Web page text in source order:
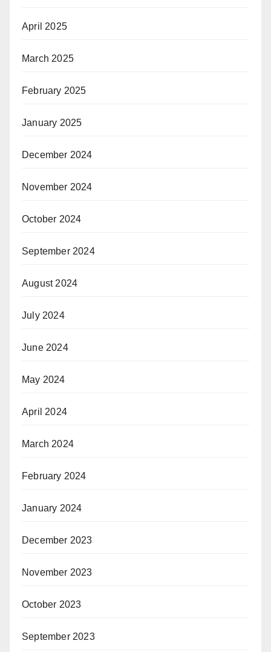
April 2025
March 2025
February 2025
January 2025
December 2024
November 2024
October 2024
September 2024
August 2024
July 2024
June 2024
May 2024
April 2024
March 2024
February 2024
January 2024
December 2023
November 2023
October 2023
September 2023